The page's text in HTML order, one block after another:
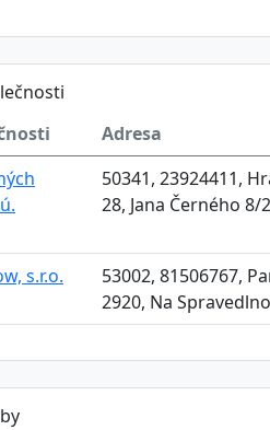
Adresa
50341, 23924411,
28, Jana Černého
s.r.o.
53002, 81506767,
2920, Na